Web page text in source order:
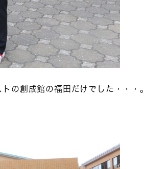
の創成館の福田だけでした・・・。